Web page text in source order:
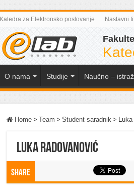
Katedra za Elektronsko poslovanje Nastavni
O nama Studije Naučno –
Home > Team > Student saradnik >
Luka Radovanović
Share